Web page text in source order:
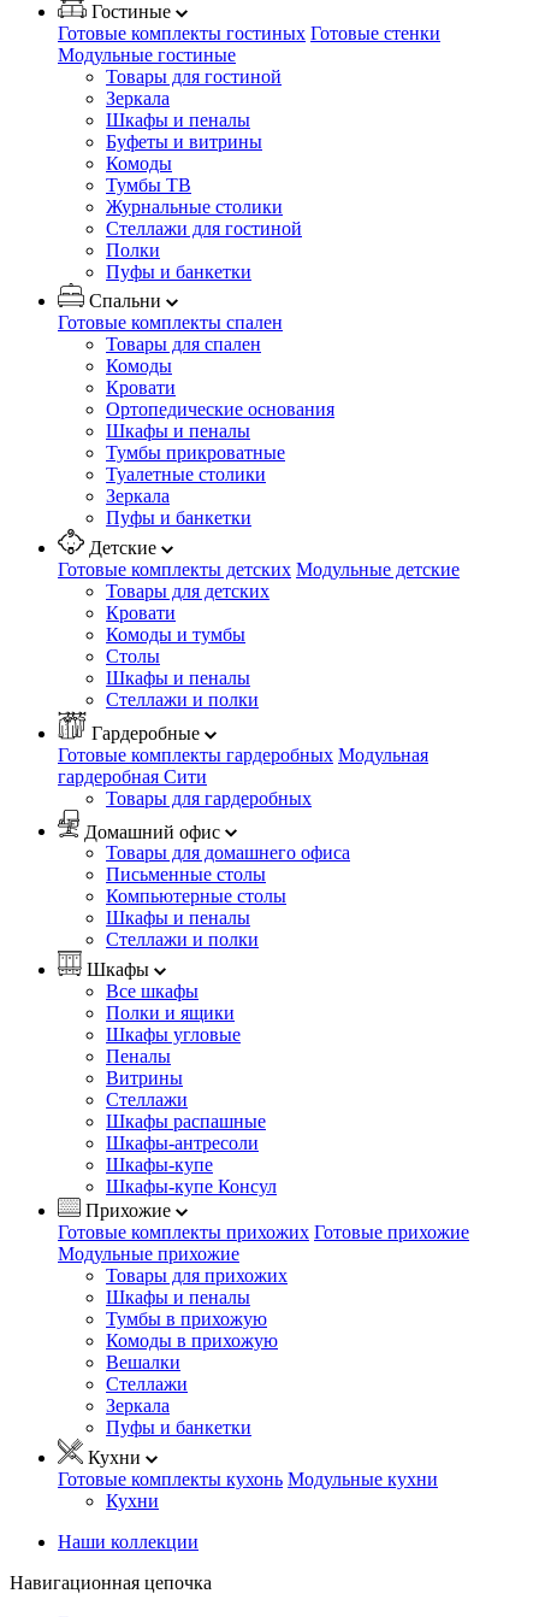
Гостиные
Готовые комплекты гостиных Готовые стенки
Модульные гостиные
Товары для гостиной
Зеркала
Шкафы и пеналы
Буфеты и витрины
Комоды
Тумбы ТВ
Журнальные столики
Стеллажи для гостиной
Полки
Пуфы и банкетки
Спальни
Готовые комплекты спален
Товары для спален
Комоды
Кровати
Ортопедические основания
Шкафы и пеналы
Тумбы прикроватные
Туалетные столики
Зеркала
Пуфы и банкетки
Детские
Готовые комплекты детских Модульные детские
Товары для детских
Кровати
Комоды и тумбы
Столы
Шкафы и пеналы
Стеллажи и полки
Гардеробные
Готовые комплекты гардеробных Модульная
гардеробная Сити
Товары для гардеробных
Домашний офис
Товары для домашнего офиса
Письменные столы
Компьютерные столы
Шкафы и пеналы
Стеллажи и полки
Шкафы
Все шкафы
Полки и ящики
Шкафы угловые
Пеналы
Витрины
Стеллажи
Шкафы распашные
Шкафы-антресоли
Шкафы-купе
Шкафы-купе Консул
Прихожие
Готовые комплекты прихожих Готовые прихожие
Модульные прихожие
Товары для прихожих
Шкафы и пеналы
Тумбы в прихожую
Комоды в прихожую
Вешалки
Стеллажи
Зеркала
Пуфы и банкетки
Кухни
Готовые комплекты кухонь Модульные кухни
Кухни
Наши коллекции
Навигационная цепочка